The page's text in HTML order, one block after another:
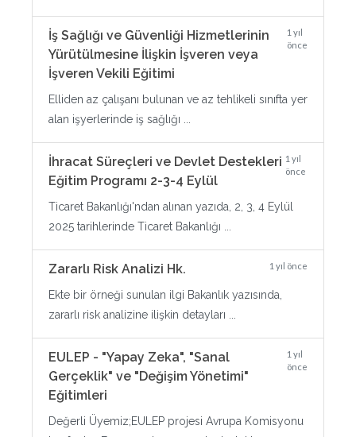
İş Sağlığı ve Güvenliği Hizmetlerinin
Yürütülmesine İlişkin İşveren veya
İşveren Vekili Eğitimi
1 yıl
önce
Elliden az çalışanı bulunan ve az tehlikeli sınıfta yer
alan işyerlerinde iş sağlığı ...
İhracat Süreçleri ve Devlet Destekleri
Eğitim Programı 2-3-4 Eylül
1 yıl
önce
Ticaret Bakanlığı'ndan alınan yazıda, 2, 3, 4 Eylül
2025 tarihlerinde Ticaret Bakanlığı ...
Zararlı Risk Analizi Hk. 1 yıl önce
Ekte bir örneği sunulan ilgi Bakanlık yazısında,
zararlı risk analizine ilişkin detayları ...
EULEP - "Yapay Zeka", "Sanal
Gerçeklik" ve "Değişim Yönetimi"
Eğitimleri
1 yıl
önce
Değerli Üyemiz;EULEP projesi Avrupa Komisyonu